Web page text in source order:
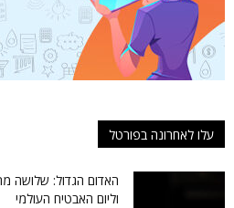
עלו לאחרונה בפורטל
האדום הגדול: שלושה
וליום האבטיח העולמי